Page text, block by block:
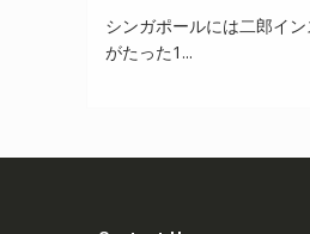
シンガポールには二郎イ
がたった1...